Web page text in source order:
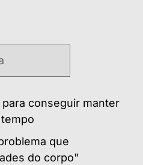
conseguir manter
que
do corpo"